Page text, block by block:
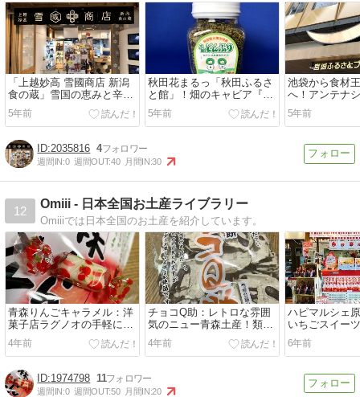
「上越妙高 雪國商店 新潟
食の蔵」雪国の恵みと辛み
を召し上がれ
5年前
秋田花まるっ「秋田ふるさ
と館」！畑のキャビア『と
んぶり』とは？
5年前
池袋から食材
へ！アンテナ
城ふるさとプ
5年前
2035816 4
週間IN:0 週間OUT:40 月間IN:30
12
Omiii - 日本全国お土産ライブラリー
Omiiiでは日本全国のお土産を紹介しています。
青森りんごキャラメル：洋
菓子店ラグノオの手軽に使
えるバラマキお土産に
4年前
チョコQ助：レトロな雰囲
気のニュー青森土産！類似
品注意の表記も納得の商品
でリピート確定！
4年前
ハピマルシェ
いちごスイー
う：代表 川島
6年前
1974798 11
週間IN:0 週間OUT:50 月間IN:20